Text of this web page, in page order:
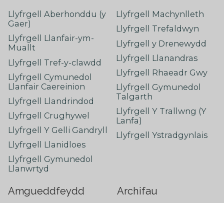
Llyfrgell Aberhonddu (y
Gaer)
Llyfrgell Llanfair-ym-
Muallt
Llyfrgell Tref-y-clawdd
Llyfrgell Cymunedol
Llanfair Caereinion
Llyfrgell Llandrindod
Llyfrgell Crughywel
Llyfrgell Y Gelli Gandryll
Llyfrgell Llanidloes
Llyfrgell Gymunedol
Llanwrtyd
Llyfrgell Machynlleth
Llyfrgell Trefaldwyn
Llyfrgell y Drenewydd
Llyfrgell Llanandras
Llyfrgell Rhaeadr Gwy
Llyfrgell Gymunedol
Talgarth
Llyfrgell Y Trallwng (Y
Lanfa)
Llyfrgell Ystradgynlais
Amgueddfeydd Archifau